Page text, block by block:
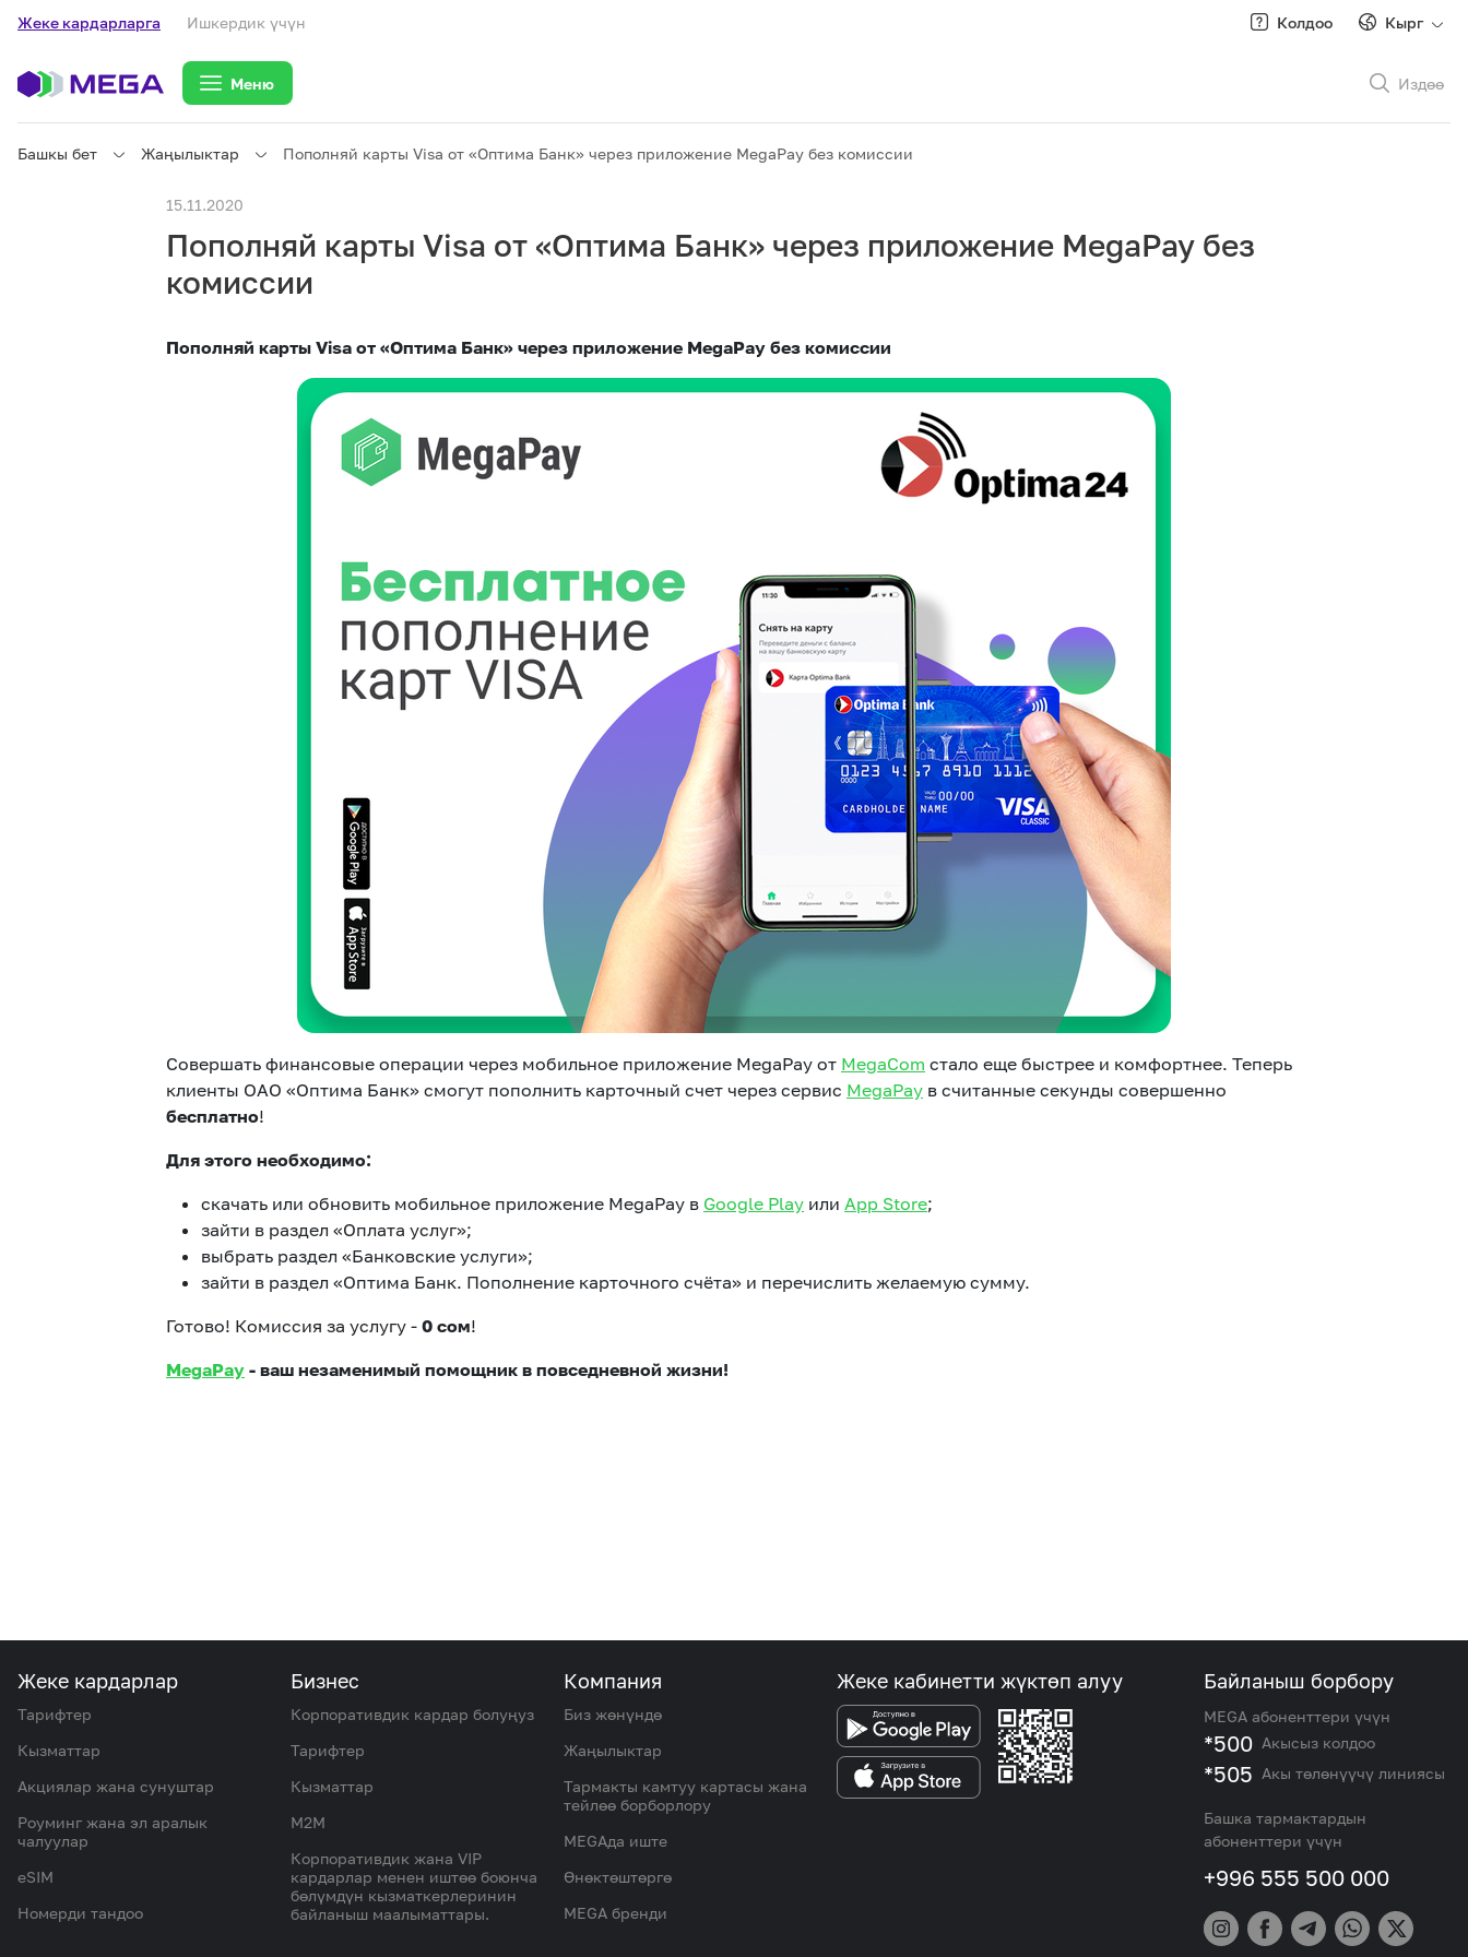
Жеке кардарларга Ишкердик үчүн Колдоо Кырг
Меню Издөө
Жеке кардарларга
Акциялар Роуминг
Көңүл ачуучу Соц. тармактар
Номерди тандоо SIM жеткирүү
Жаңылыктар MEGAда иште
Офис картасы жана каптоо MegaPay
Башкы бет Жаңылыктар Пополняй карты Visa от «Оптима Банк» через приложение MegaPay без комиссии
15.11.2020
Пополняй карты Visa от «Оптима Банк» через приложение MegaPay без
комиссии
Пополняй карты Visa от «Оптима Банк» через приложение MegaPay без комиссии
Совершать финансовые операции через мобильное приложение MegaPay от MegaCom стало еще быстрее и комфортнее. Теперь
клиенты ОАО «Оптима Банк» смогут пополнить карточный счет через сервис MegaPay в считанные секунды совершенно
бесплатно!
Для этого необходимо:
скачать или обновить мобильное приложение MegaPay в Google Play или App Store;
зайти в раздел «Оплата услуг»;
выбрать раздел «Банковские услуги»;
зайти в раздел «Оптима Банк. Пополнение карточного счёта» и перечислить желаемую сумму.
Готово! Комиссия за услугу - 0 сом!
MegaPay - ваш незаменимый помощник в повседневной жизни!
Жеке кардарлар
Тарифтер
Кызматтар
Акциялар жана сунуштар
Роуминг жана эл аралык
чалуулар
eSIM
Номерди тандоо
Бизнес
Корпоративдик кардар болуңуз
Тарифтер
Кызматтар
M2M
Корпоративдик жана VIP
кардарлар менен иштөө боюнча
бөлүмдүн кызматкерлеринин
байланыш маалыматтары.
Компания
Биз жөнүндө
Жаңылыктар
Тармакты камтуу картасы жана
тейлөө борборлору
MEGAда иште
Өнөктөштөргө
MEGA бренди
Жеке кабинетти жүктөп алуу Байланыш борбору
MEGA абоненттери үчүн
*500 Акысыз колдоо
*505 Акы төлөнүүчү линиясы
Башка тармактардын
абоненттери үчүн
+996 555 500 000